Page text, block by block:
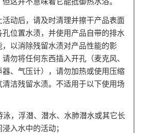
活动后，请及时清理并擦干产品表面
孔位置水渍，并使用产品自带的排水
，以消除残留水渍对产品性能的影
请勿将任何东西插入开孔（麦克风、
器、气压计），请勿加热或使用压缩
清洁残留水渍。不适用于以下使用场
泳，浮潜、潜水、水肺潜水或其它长
浸入水中的活动；